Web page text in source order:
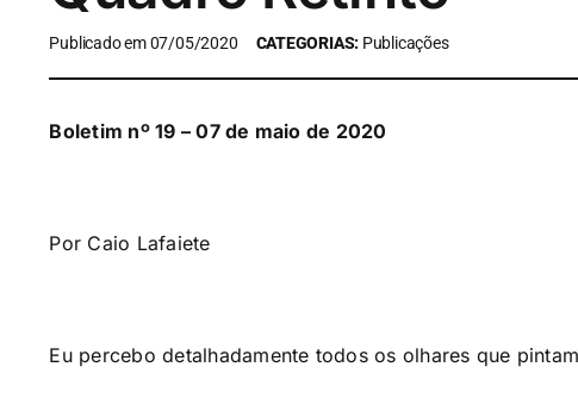
Publicado em 07/05/2020 CATEGORIAS: Publicações
Boletim nº 19 – 07 de maio de 2020
Por Caio Lafaiete
Eu percebo detalhadamente todos os olhares que